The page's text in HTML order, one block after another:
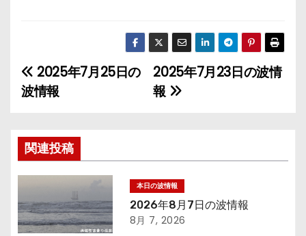
投
稿
ナ
ビ
ゲ
ー
2025年7月23日の波情
報
2025年7月25日の
波情報
関連投稿
本日の波情報
2026年8月7日の波情報
8月 7, 2026